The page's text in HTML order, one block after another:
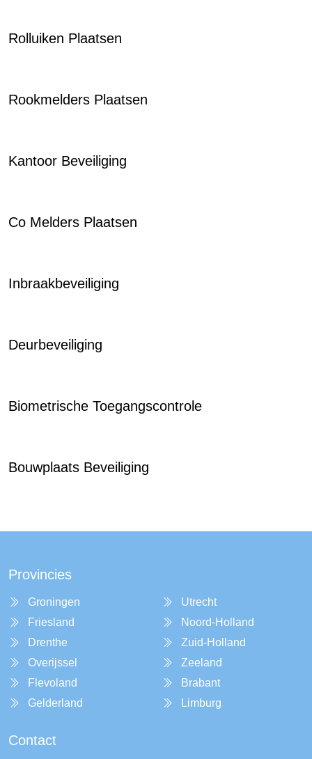
Rolluiken Plaatsen
Rookmelders Plaatsen
Kantoor Beveiliging
Co Melders Plaatsen
Inbraakbeveiliging
Deurbeveiliging
Biometrische Toegangscontrole
Bouwplaats Beveiliging
Provincies
Groningen
Friesland
Drenthe
Overijssel
Flevoland
Gelderland
Utrecht
Noord-Holland
Zuid-Holland
Zeeland
Brabant
Limburg
Contact